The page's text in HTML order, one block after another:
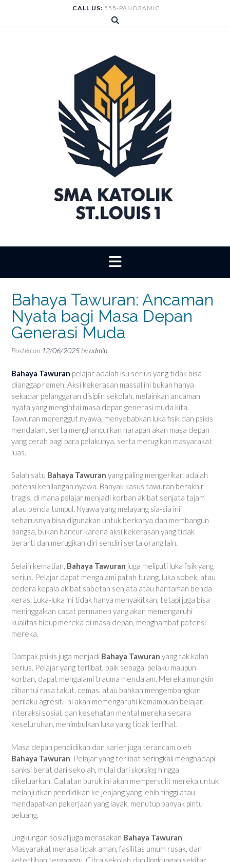
content
CALL US: 555-PANORAMIC
Bahaya Tawuran: Ancaman
Nyata bagi Masa Depan
Generasi Muda
Posted on 12/06/2025 byadmin
Bahaya Tawuran pelajar adalah isu serius yang tidak bisa
dianggap remeh. Aksi kekerasan massal ini bukan hanya
sekadar pelanggaran disiplin sekolah, melainkan ancaman
nyata yang mengintai masa depan generasi muda kita.
Tawuran merenggut nyawa, menyebabkan luka fisik dan psikis
mendalam, serta menghancurkan harapan akan masa depan
yang cerah bagi para pelakunya, serta merugikan masyarakat
luas.
Salah satu Bahaya Tawuran yang paling mengerikan adalah
potensi kehilangan nyawa. Banyak kasus tawuran berakhir
tragis, di mana pelajar menjadi korban akibat senjata tajam
atau benda tumpul. Nyawa yang melayang sia-sia ini
seharusnya bisa digunakan untuk berkarya dan membangun
bangsa, bukan hancur karena aksi kekerasan yang tidak
berarti dan merugikan diri sendiri serta orang lain.
Selain kematian, Bahaya Tawuran juga meliputi luka fisik yang
serius. Pelajar dapat mengalami patah tulang, luka sobek, atau
cedera kepala akibat sabetan senjata atau hantaman benda
keras. Luka-luka ini tidak hanya menyakitkan, tetapi juga bisa
meninggalkan cacat permanen yang akan memengaruhi
kualitas hidup mereka di masa depan, menghambat potensi
mereka.
Dampak psikis juga menjadi Bahaya Tawuran yang tak kalah
serius. Pelajar yang terlibat, baik sebagai pelaku maupun
korban, dapat mengalami trauma mendalam. Mereka mungkin
dihantui rasa takut, cemas, atau bahkan mengembangkan
perilaku agresif. Ini akan memengaruhi kemampuan belajar,
interaksi sosial, dan kesehatan mental mereka secara
keseluruhan, menimbulkan luka yang tidak terlihat.
Masa depan pendidikan dan karier juga terancam oleh
Bahaya Tawuran. Pelajar yang terlibat seringkali menghadapi
sanksi berat dari sekolah, mulai dariskorsing hingga
dikeluarkan. Catatan buruk ini akan mempersulit mereka untuk
melanjutkan pendidikan ke jenjang yang lebih tinggi atau
mendapatkan pekerjaan yang layak, menutup banyak pintu
peluang.
Lingkungan sosial juga merasakan Bahaya Tawuran.
Masyarakat merasa tidak aman, fasilitas umum rusak, dan
ketertiban terganggu. Citra sekolah dan lingkungan sekitar